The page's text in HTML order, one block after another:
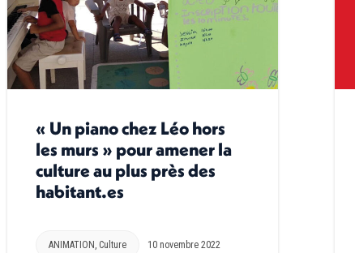
« Un piano chez Léo hors
les murs » pour amener la
culture au plus près des
habitant.es
ANIMATION , Culture 10 novembre 2022